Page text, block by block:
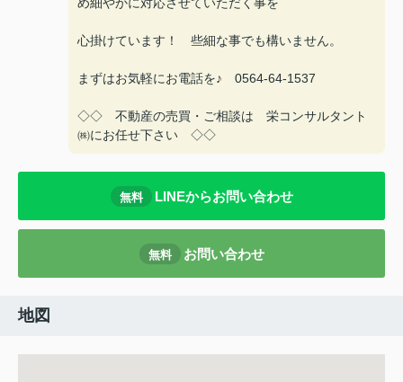
め細やかに対応させていただく事を
心掛けています！ 些細な事でも構いません。
まずはお気軽にお電話を♪ 0564-64-1537
◇◇ 不動産の売買・ご相談は 栄コンサルタント
㈱にお任せ下さい ◇◇
無料 LINEからお問い合わせ
無料 お問い合わせ
地図